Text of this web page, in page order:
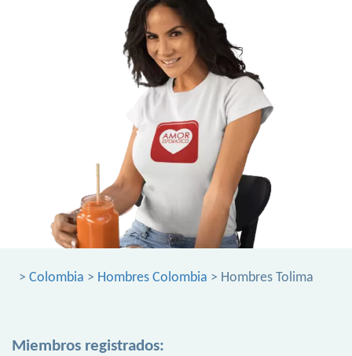
> Colombia > Hombres Colombia > Hombres Tolima
Miembros registrados: